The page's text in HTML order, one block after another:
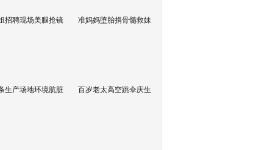
招聘现场美腿抢镜 准妈妈堕胎捐骨髓救妹
生产场地环境肮脏 百岁老太高空跳伞庆生